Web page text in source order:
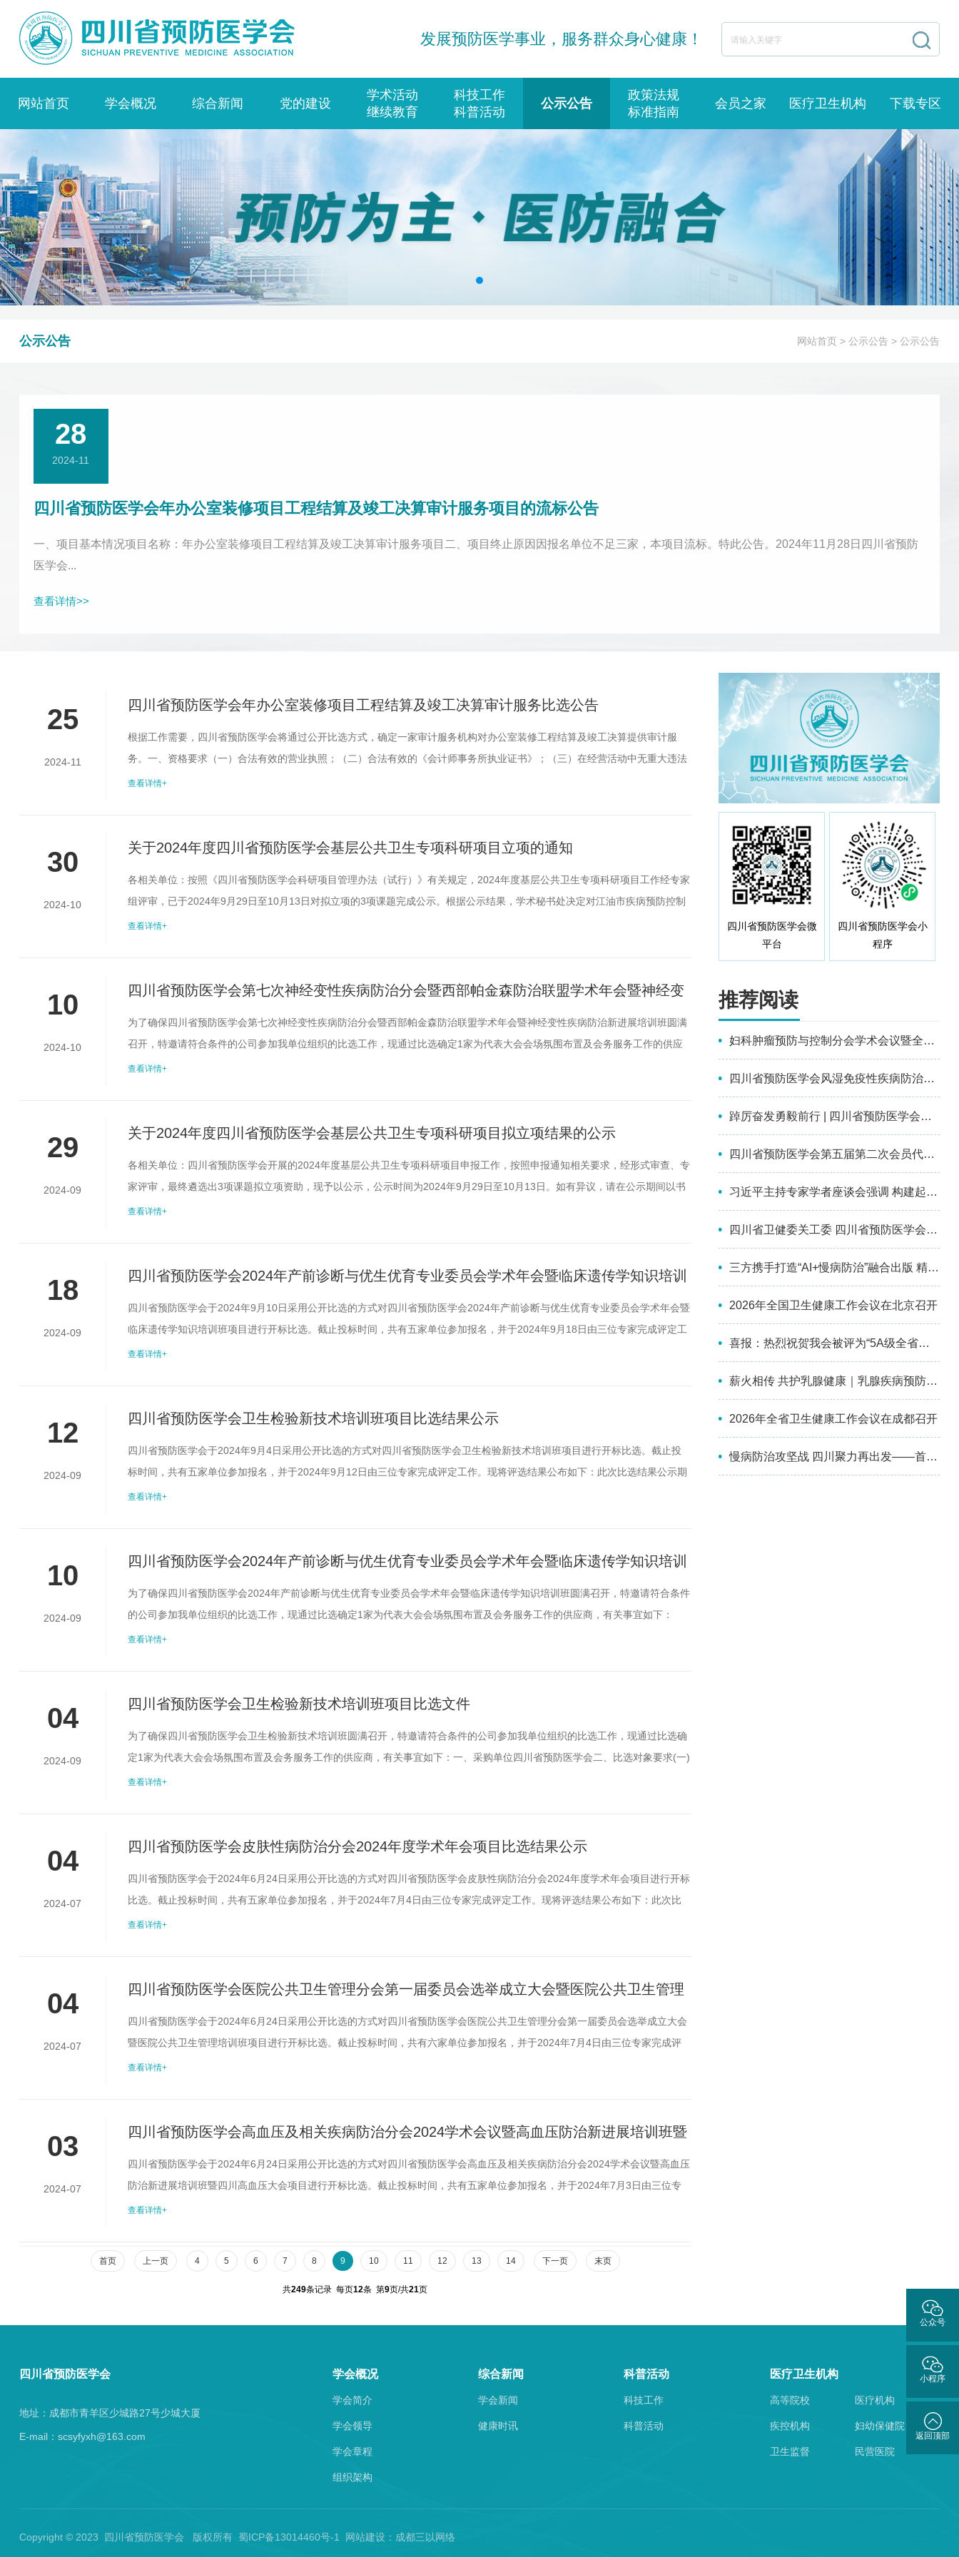
发展预防医学事业，服务群众身心健康！
网站首页 学会概况 综合新闻 党的建设
学术活动
继续教育
科技工作
科普活动
公示公告
政策法规
标准指南
会员之家 医疗卫生机构 下载专区
公示公告 网站首页 > 公示公告 > 公示公告
28
2024-11
四川省预防医学会年办公室装修项目工程结算及竣工决算审计服务项目的流标公告
一、项目基本情况项目名称：年办公室装修项目工程结算及竣工决算审计服务项目二、项目终止原因因报名单位不足三家，本项目流标。特此公告。2024年11月28日四川省预防
医学会...
查看详情>>
四川省预防医学会微
平台
四川省预防医学会小
程序
推荐阅读
妇科肿瘤预防与控制分会学术会议暨全国第十四届妇科恶性肿瘤化学治疗及多学科综合治疗进展大会成功召开
四川省预防医学会风湿免疫性疾病防治分会第一届委员会选举成立会议暨2026年学术交流会在南充顺利召开
踔厉奋发勇毅前行 | 四川省预防医学会第五次会员代表大会暨第五届理事会换届选举会议成功召开
四川省预防医学会第五届第二次会员代表大会暨第三次理事会议成功召开
习近平主持专家学者座谈会强调 构建起强大的公共卫生体系 为维护人民健康提供有力保障
四川省卫健委关工委 四川省预防医学会为彭州市儿童青少年心理健康关爱中心授牌并参加座谈
三方携手打造“AI+慢病防治”融合出版 精品丛书，助力基层防治能力提升 ——《人工智能+慢性病基层综合防治系列丛书》项目正式启动
2026年全国卫生健康工作会议在北京召开
喜报：热烈祝贺我会被评为“5A级全省性社会组织”！
薪火相传 共护乳腺健康｜乳腺疾病预防与控制分会第四届委员会换届选举会议暨2026年学术会议成功举办
2026年全省卫生健康工作会议在成都召开
慢病防治攻坚战 四川聚力再出发——首届四川慢性病防治大会顺利召开
25
2024-11
四川省预防医学会年办公室装修项目工程结算及竣工决算审计服务比选公告
根据工作需要，四川省预防医学会将通过公开比选方式，确定一家审计服务机构对办公室装修工程结算及竣工决算提供审计服
务。一、资格要求（一）合法有效的营业执照；（二）合法有效的《会计师事务所执业证书》；（三）在经营活动中无重大违法
行为及单位、法定代表人、主要负责人无行贿犯罪行为；（四）本次比选不接受联合体参加。二、审计范围及服务要求（一）审
查看详情+
30
2024-10
关于2024年度四川省预防医学会基层公共卫生专项科研项目立项的通知
各相关单位：按照《四川省预防医学会科研项目管理办法（试行）》有关规定，2024年度基层公共卫生专项科研项目工作经专家
组评审，已于2024年9月29日至10月13日对拟立项的3项课题完成公示。根据公示结果，学术秘书处决定对江油市疾病预防控制
中心等3家单位申报的《江油市基本公共卫生服务项目在管高血压患者服药依从性调查及干预》等3项课题予以立项资助，现通知
查看详情+
10
2024-10
四川省预防医学会第七次神经变性疾病防治分会暨西部帕金森防治联盟学术年会暨神经变
性疾病防治新进展培训班项目比选文件
为了确保四川省预防医学会第七次神经变性疾病防治分会暨西部帕金森防治联盟学术年会暨神经变性疾病防治新进展培训班圆满
召开，特邀请符合条件的公司参加我单位组织的比选工作，现通过比选确定1家为代表大会会场氛围布置及会务服务工作的供应
商，有关事宜如下：一、采购单位四川省预防医学会二、比选对象要求(一)入选四川省预防医学会活动服务机构库的公司/机构；
查看详情+
29
2024-09
关于2024年度四川省预防医学会基层公共卫生专项科研项目拟立项结果的公示
各相关单位：四川省预防医学会开展的2024年度基层公共卫生专项科研项目申报工作，按照申报通知相关要求，经形式审查、专
家评审，最终遴选出3项课题拟立项资助，现予以公示，公示时间为2024年9月29日至10月13日。如有异议，请在公示期间以书
面形式反映，逾期不予受理。联系人：四川省预防医学会科技发展部袁锦嘉联系电话：13547861814邮箱：44801216@qq.com
查看详情+
18
2024-09
四川省预防医学会2024年产前诊断与优生优育专业委员会学术年会暨临床遗传学知识培训
班项目比选结果公示
四川省预防医学会于2024年9月10日采用公开比选的方式对四川省预防医学会2024年产前诊断与优生优育专业委员会学术年会暨
临床遗传学知识培训班项目进行开标比选。截止投标时间，共有五家单位参加报名，并于2024年9月18日由三位专家完成评定工
作。现将评选结果公布如下：此次比选结果公示期为3个工作日（9月18日——9月20日），如对以上公示有异议，请及时以口头
查看详情+
12
2024-09
四川省预防医学会卫生检验新技术培训班项目比选结果公示
四川省预防医学会于2024年9月4日采用公开比选的方式对四川省预防医学会卫生检验新技术培训班项目进行开标比选。截止投
标时间，共有五家单位参加报名，并于2024年9月12日由三位专家完成评定工作。现将评选结果公布如下：此次比选结果公示期
为3个工作日（9月12日——9月14日），如对以上公示有异议，请及时以口头或书面形式向四川省预防医学会监事会反映。受理
查看详情+
10
2024-09
四川省预防医学会2024年产前诊断与优生优育专业委员会学术年会暨临床遗传学知识培训
班项目比选文件
为了确保四川省预防医学会2024年产前诊断与优生优育专业委员会学术年会暨临床遗传学知识培训班圆满召开，特邀请符合条件
的公司参加我单位组织的比选工作，现通过比选确定1家为代表大会会场氛围布置及会务服务工作的供应商，有关事宜如下：
一、采购单位四川省预防医学会二、比选对象要求(一)入选四川省预防医学会活动服务机构库的公司/机构；(二)承办机构具有丰
查看详情+
04
2024-09
四川省预防医学会卫生检验新技术培训班项目比选文件
为了确保四川省预防医学会卫生检验新技术培训班圆满召开，特邀请符合条件的公司参加我单位组织的比选工作，现通过比选确
定1家为代表大会会场氛围布置及会务服务工作的供应商，有关事宜如下：一、采购单位四川省预防医学会二、比选对象要求(一)
入选四川省预防医学会活动服务机构库的公司/机构；(二)承办机构具有丰富的国际，国内大型学术会议组织经验，无不良纪录；
查看详情+
04
2024-07
四川省预防医学会皮肤性病防治分会2024年度学术年会项目比选结果公示
四川省预防医学会于2024年6月24日采用公开比选的方式对四川省预防医学会皮肤性病防治分会2024年度学术年会项目进行开标
比选。截止投标时间，共有五家单位参加报名，并于2024年7月4日由三位专家完成评定工作。现将评选结果公布如下：此次比
选结果公示期为3个工作日（7月4日——7月8日），如对以上公示有异议，请及时以口头或书面形式向四川省预防医学会监事会
查看详情+
04
2024-07
四川省预防医学会医院公共卫生管理分会第一届委员会选举成立大会暨医院公共卫生管理
培训班项目比选结果公示
四川省预防医学会于2024年6月24日采用公开比选的方式对四川省预防医学会医院公共卫生管理分会第一届委员会选举成立大会
暨医院公共卫生管理培训班项目进行开标比选。截止投标时间，共有六家单位参加报名，并于2024年7月4日由三位专家完成评
定工作。现将评选结果公布如下：此次比选结果公示期为3个工作日（7月4日——7月8日），如对以上公示有异议，请及时以口
查看详情+
03
2024-07
四川省预防医学会高血压及相关疾病防治分会2024学术会议暨高血压防治新进展培训班暨
四川高血压大会项目比选结果公示
四川省预防医学会于2024年6月24日采用公开比选的方式对四川省预防医学会高血压及相关疾病防治分会2024学术会议暨高血压
防治新进展培训班暨四川高血压大会项目进行开标比选。截止投标时间，共有五家单位参加报名，并于2024年7月3日由三位专
家完成评定工作。现将评选结果公布如下：此次比选结果公示期为3个工作日（7月3日——7月5日），如对以上公示有异议，请
电话：028...
查看详情+
首页 上一页 4 5 6 7 8 9 10 11 12 13 14 下一页 末页
共249条记录 每页12条 第9页/共21页
四川省预防医学会
地址：成都市青羊区少城路27号少城大厦
E-mail：scsyfyxh@163.com
学会概况
学会简介
学会领导
学会章程
组织架构
综合新闻
学会新闻
健康时讯
科普活动
科技工作
科普活动
医疗卫生机构
高等院校 医疗机构
疾控机构 妇幼保健院
卫生监督 民营医院
Copyright © 2023 四川省预防医学会 版权所有 蜀ICP备13014460号-1 网站建设： 成都三以网络
公众号
小程序
返回顶部